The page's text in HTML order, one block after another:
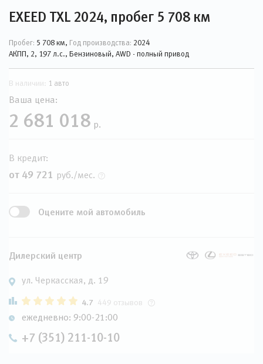
EXEED TXL 2024, пробег 5 708 км
Пробег: 5 708 км, Год производства: 2024
АКПП, 2, 197 л.с., Бензиновый, AWD - полный привод
В наличии: 1 авто
Ваша цена:
2 681 018 р.
В кредит:
от 49 721 руб./мес.
Оцените мой автомобиль
Дилерский центр
ул. Черкасская, д. 19
4.7 449 отзывов
ежедневно: 9:00-21:00
+7 (351) 211-10-10